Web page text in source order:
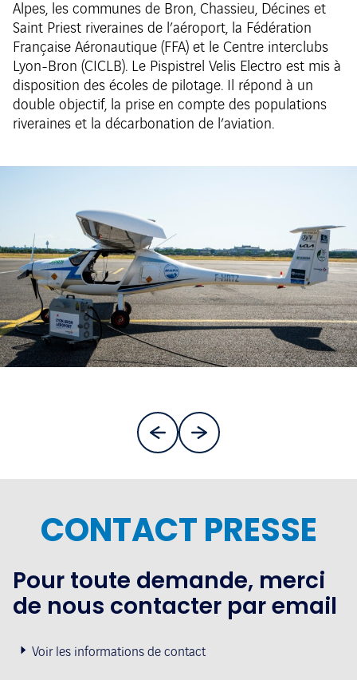
Alpes, les communes de Bron, Chassieu, Décines et
Saint Priest riveraines de l’aéroport, la Fédération
Française Aéronautique (FFA) et le Centre interclubs
Lyon-Bron (CICLB). Le Pispistrel Velis Electro est mis à
disposition des écoles de pilotage. Il répond à un
double objectif, la prise en compte des populations
riveraines et la décarbonation de l’aviation.
CONTACT PRESSE
Pour toute demande, merci
de nous contacter par email
Voir les informations de contact